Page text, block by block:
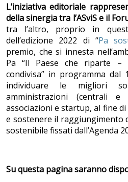
L’iniziativa editoriale
della sinergia tra l’ASviS e il
tra l’altro, proprio in
dell’edizione 2022 di “Pa
premio, che si innesta
Pa “Il Paese che riparte –
condivisa” in programma
individuare le migliori
amministrazioni (centrali
associazioni e startup, al fine
e sostenere il raggiungimento
sostenibile fissati dall’Agenda
Su questa pagina saranno